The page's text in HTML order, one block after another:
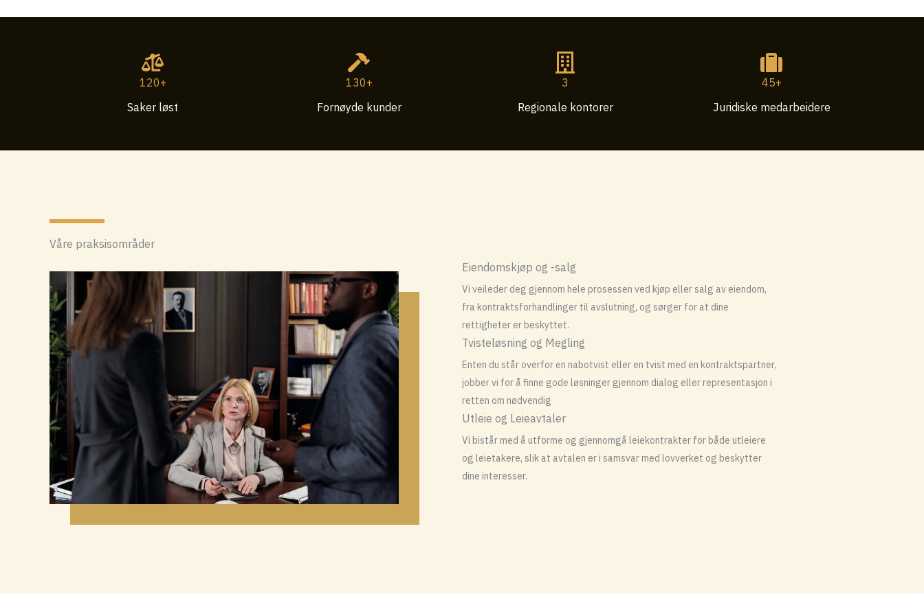
120+
Saker løst
130+
Fornøyde kunder
3
Regionale kontorer
45+
Juridiske medarbeidere
Våre praksisområder
Eiendomskjøp og -salg
Vi veileder deg gjennom hele prosessen ved kjøp eller salg av eiendom,
fra kontraktsforhandlinger til avslutning, og sørger for at dine
rettigheter er beskyttet.
Tvisteløsning og Megling
Enten du står overfor en nabotvist eller en tvist med en kontraktspartner,
jobber vi for å finne gode løsninger gjennom dialog eller representasjon i
retten om nødvendig
Utleie og Leieavtaler
Vi bistår med å utforme og gjennomgå leiekontrakter for både utleiere
og leietakere, slik at avtalen er i samsvar med lovverket og beskytter
dine interesser.